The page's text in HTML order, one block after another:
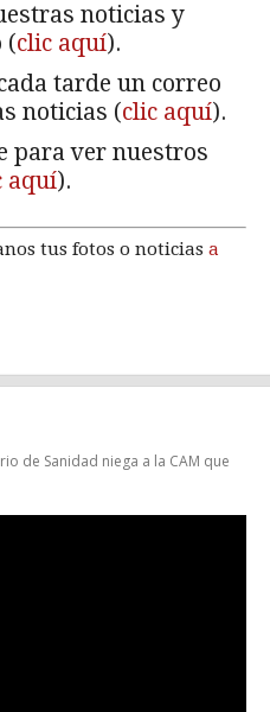
noticias y
(clic aquí).
tarde un correo
noticias (clic aquí).
para ver nuestros
aquí).
tus fotos o noticias a